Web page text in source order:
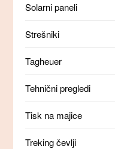
Solarni paneli
Strešniki
Tagheuer
Tehnični pregledi
Tisk na majice
Treking čevlji